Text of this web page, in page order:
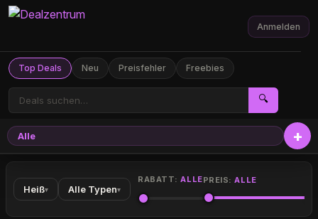
Top Deals Neu Preisfehler Freebies
🔍
Anmelden
Alle
Heiß▾ Alle Typen▾
RABATT:ALLEPREIS:ALLE